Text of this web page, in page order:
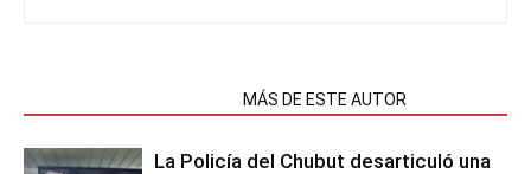
MÁS DE ESTE AUTOR
La Policía del Chubut desarticuló una